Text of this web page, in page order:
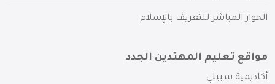
الحوار المباشر للتعريف بالإسلام
مواقع تعليم المهتدين الجدد
أكاديمية سبيلي